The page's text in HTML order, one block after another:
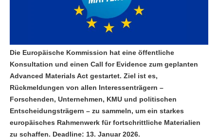
Die Europäische Kommission hat eine öffentliche
Konsultation und einen Call for Evidence zum geplanten
Advanced Materials Act gestartet. Ziel ist es,
Rückmeldungen von allen Interessenträgern –
Forschenden, Unternehmen, KMU und politischen
Entscheidungsträgern – zu sammeln, um ein starkes
europäisches Rahmenwerk für fortschrittliche Materialien
zu schaffen. Deadline: 13. Januar 2026.